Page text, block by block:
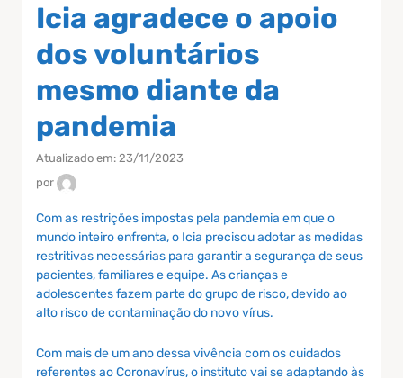
Icia agradece o apoio
dos voluntários
mesmo diante da
pandemia
Atualizado em: 23/11/2023
por
Com as restrições impostas pela pandemia em que o
mundo inteiro enfrenta, o Icia precisou adotar as medidas
restritivas necessárias para garantir a segurança de seus
pacientes, familiares e equipe. As crianças e
adolescentes fazem parte do grupo de risco, devido ao
alto risco de contaminação do novo vírus.
Com mais de um ano dessa vivência com os cuidados
referentes ao Coronavírus, o instituto vai se adaptando às